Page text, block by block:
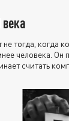
тогда, когда
человека. Он
считать